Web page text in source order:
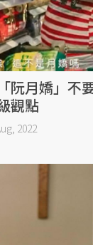
阮月嬌」不
觀點
2022